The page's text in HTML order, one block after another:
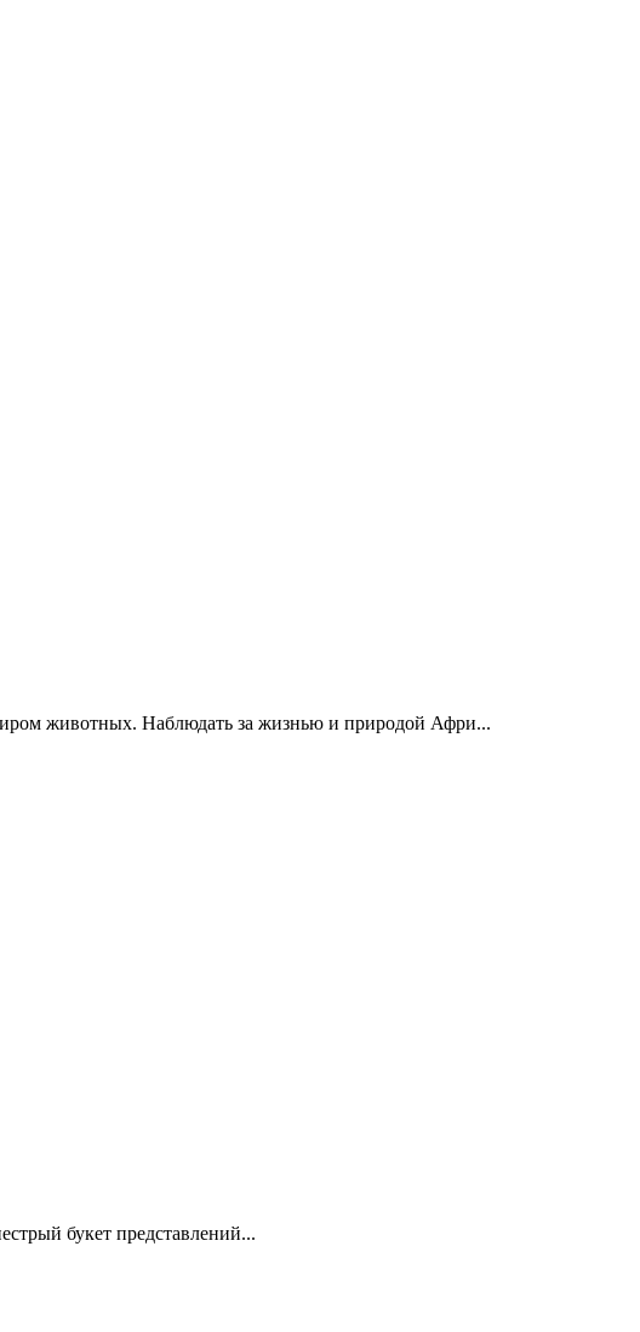
животных. Наблюдать за жизнью и природой Афри...
букет представлений...